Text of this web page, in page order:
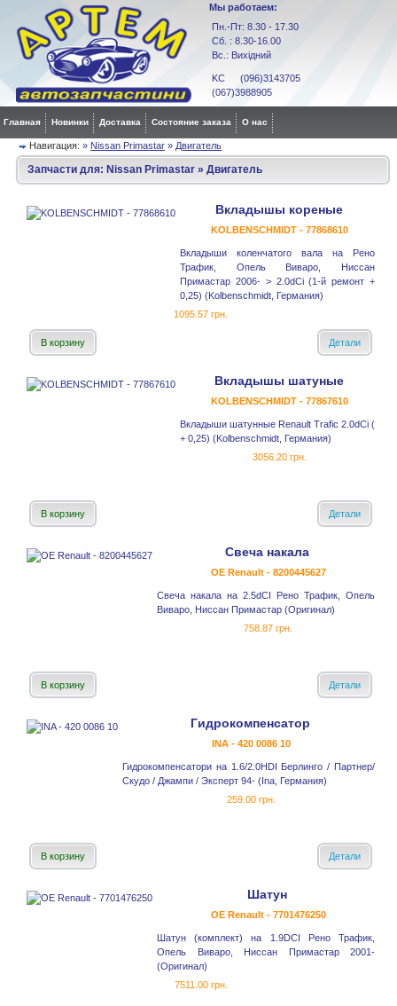
Мы работаем:
Пн.-Пт: 8.30 - 17.30
Сб. : 8.30-16.00
Вс.: Вихідний
KC (096)3143705
(067)3988905
Главная Новинки Доставка Состояние заказа О нас
Навигация: » Nissan Primastar » Двигатель
Запчасти для: Nissan Primastar » Двигатель
Вкладышы кореные
KOLBENSCHMIDT - 77868610
Вкладыши коленчатого вала на Рено
Трафик, Опель Виваро, Ниссан
Примастар 2006- > 2.0dCi (1-й ремонт +
0,25) (Kolbenschmidt, Германия)
1095.57 грн.
В корзину Детали
Вкладышы шатуные
KOLBENSCHMIDT - 77867610
Вкладыши шатунные Renault Trafic 2.0dCi (
+ 0,25) (Kolbenschmidt, Германия)
3056.20 грн.
В корзину Детали
Свеча накала
OE Renault - 8200445627
Свеча накала на 2.5dCI Рено Трафик, Опель
Виваро, Ниссан Примастар (Оригинал)
758.87 грн.
В корзину Детали
Гидрокомпенсатор
INA - 420 0086 10
Гидрокомпенсатори на 1.6/2.0HDI Берлинго / Партнер/
Скудо / Джампи / Эксперт 94- (Ina, Германия)
259.00 грн.
В корзину Детали
Шатун
OE Renault - 7701476250
Шатун (комплект) на 1.9DCI Рено Трафик,
Опель Виваро, Ниссан Примастар 2001-
(Оригинал)
7511.00 грн.